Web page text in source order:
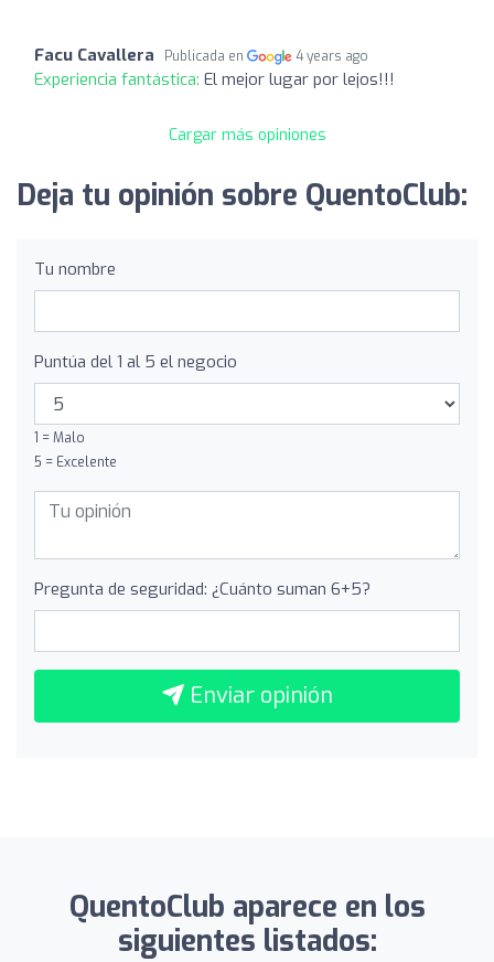
Facu Cavallera Publicada en 4 years ago
Experiencia fantástica: El mejor lugar por lejos!!!
Cargar más opiniones
Deja tu opinión sobre QuentoClub:
Tu nombre
Puntúa del 1 al 5 el negocio
1 = Malo
5 = Excelente
Pregunta de seguridad: ¿Cuánto suman 6+5?
Enviar opinión
QuentoClub aparece en los
siguientes listados: